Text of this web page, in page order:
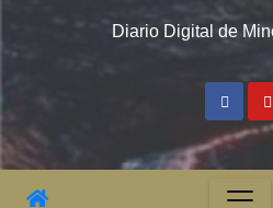
Diario Digital de